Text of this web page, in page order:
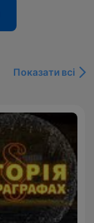
Показати всі